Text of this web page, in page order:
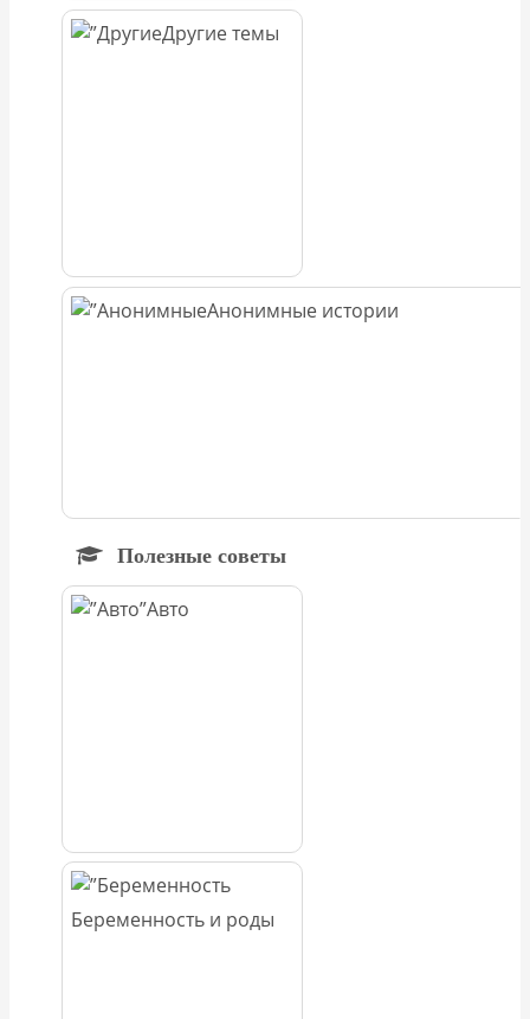
Другие темы
Анонимные истории
Полезные советы
Авто
Беременность и роды